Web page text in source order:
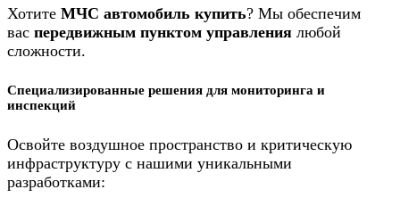
Хотите МЧС автомобиль купить? Мы обеспечим
вас передвижным пунктом управления любой
сложности.
Специализированные решения для мониторинга и
инспекций
Освойте воздушное пространство и критическую
инфраструктуру с нашими уникальными
разработками: